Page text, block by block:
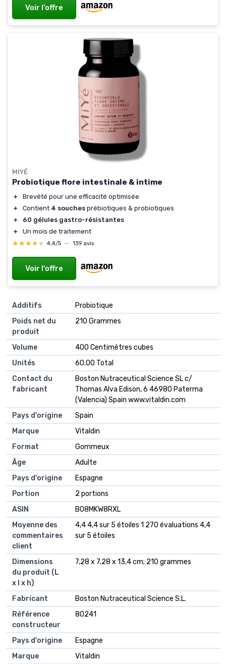
Voir l'offre
MIYÉ
Probiotique flore intestinale & intime
＋
Brevété pour une efficacité optimisée
＋
Contient 4 souches prébiotiques & probiotiques
＋
60 gélules gastro-résistantes
＋
Un mois de traitement
★★★★★
★★★★★ 4,4/5 — 139 avis
Voir l'offre
Additifs
‎Probiotique
Poids net du
produit
‎210 Grammes
Volume
‎400 Centimètres cubes
Unités
‎60.00 Total
Contact du
fabricant
‎Boston Nutraceutical Science SL c/
Thomas Alva Edison, 6 46980 Paterma
(Valencia) Spain www.vitaldin.com
Pays d'origine
‎Spain
Marque
‎Vitaldin
Format
‎Gommeux
Âge
‎Adulte
Pays d'origine
‎Espagne
Portion
‎2 portions
ASIN
B08MKW8RXL
Moyenne des
commentaires
client
4,4 4,4 sur 5 étoiles 1 270 évaluations 4,4
sur 5 étoiles
Dimensions
du produit (L
x l x h)
7,28 x 7,28 x 13,4 cm; 210 grammes
Fabricant
Boston Nutraceutical Science S.L.
Référence
constructeur
80241
Pays d'origine
Espagne
Marque
Vitaldin